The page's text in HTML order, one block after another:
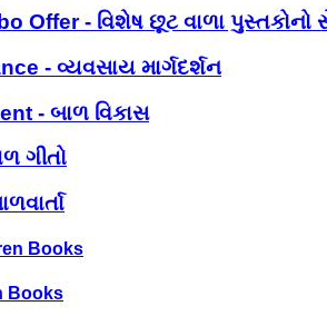
Offer - વિશેષ છૂટ વાળા પુસ્તકોનો
- વ્યવસાય માર્ગદર્શન
- બાળ વિકાસ
ગીતો
Books
Books